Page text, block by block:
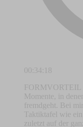
00:34:18
FORMVORTEIL
Momente, in
fremdgeht. Bei
Taktiktafel wie
zuletzt auf der